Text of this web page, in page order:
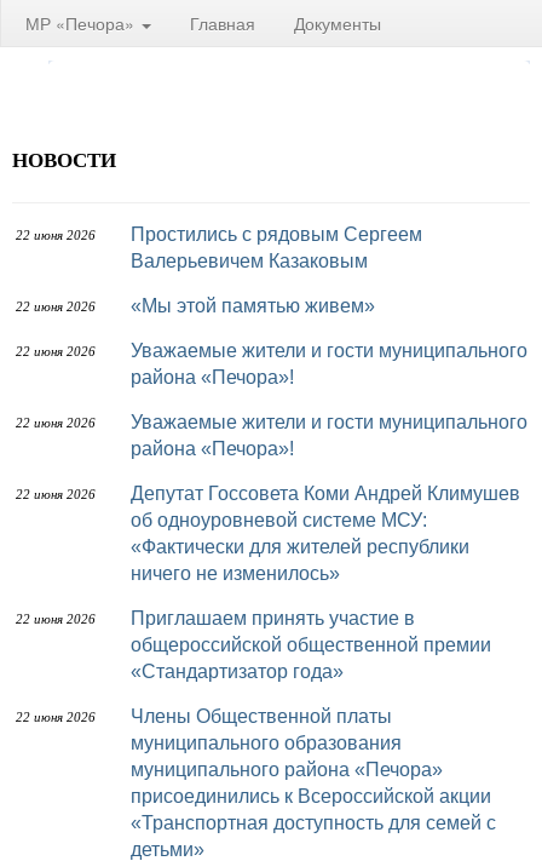
МР «Печора» Главная Документы
НОВОСТИ
22 июня 2026
Простились с рядовым Сергеем
Валерьевичем Казаковым
22 июня 2026 «Мы этой памятью живем»
22 июня 2026
Уважаемые жители и гости муниципального
района «Печора»!
22 июня 2026
Уважаемые жители и гости муниципального
района «Печора»!
22 июня 2026
Депутат Госсовета Коми Андрей Климушев
об одноуровневой системе МСУ:
«Фактически для жителей республики
ничего не изменилось»
22 июня 2026
Приглашаем принять участие в
общероссийской общественной премии
«Стандартизатор года»
22 июня 2026
Члены Общественной платы
муниципального образования
муниципального района «Печора»
присоединились к Всероссийской акции
«Транспортная доступность для семей с
детьми»